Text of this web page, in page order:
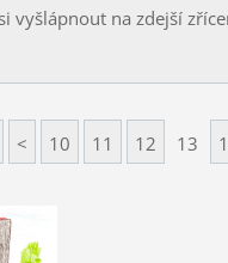
vyšlápnout na zdejší
< 10 11 12 13